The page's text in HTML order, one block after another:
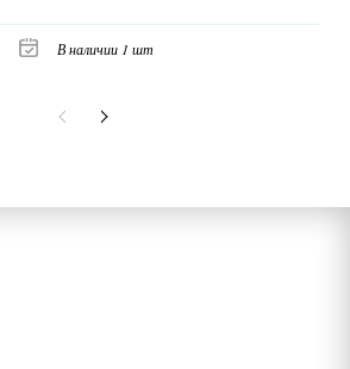
В наличии 1 шт